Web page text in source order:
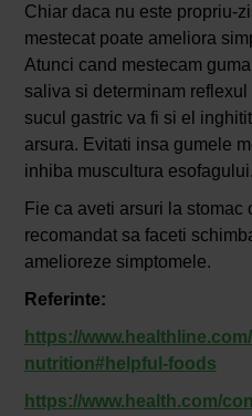
Chiar daca nu este propriu-
mestecat poate ameliora
Atunci cand mestecam
saliva si determinam
sucul gastric va fi si el
arsura. Evitati insa gumele
inhiba muscultura esofagului.
Fie ca aveti arsuri la
recomandat sa faceti
amelioreze simptomele.
Referinte:
https://
nutrition#helpful-foods
https://www.health.com/